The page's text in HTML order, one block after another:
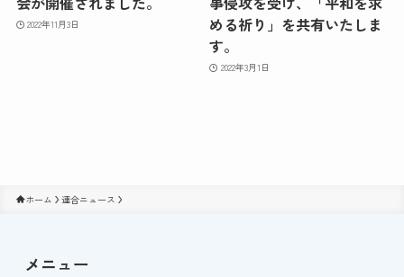
2022年11月3日
める祈り」を共有いたしま
す。
2022年3月1日
ホーム 連合ニュース
メニュー